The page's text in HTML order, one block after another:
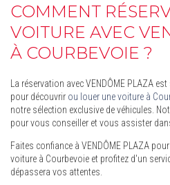
COMMENT
VOITURE AVEC
À COURBEVOIE ?
La réservation avec VENDÔME PLAZA
pour découvrir ou louer une voiture à
notre sélection exclusive de véhicules.
pour vous conseiller et vous assister
Faites confiance à VENDÔME PLAZA
voiture à Courbevoie et profitez d'un
dépassera vos attentes.